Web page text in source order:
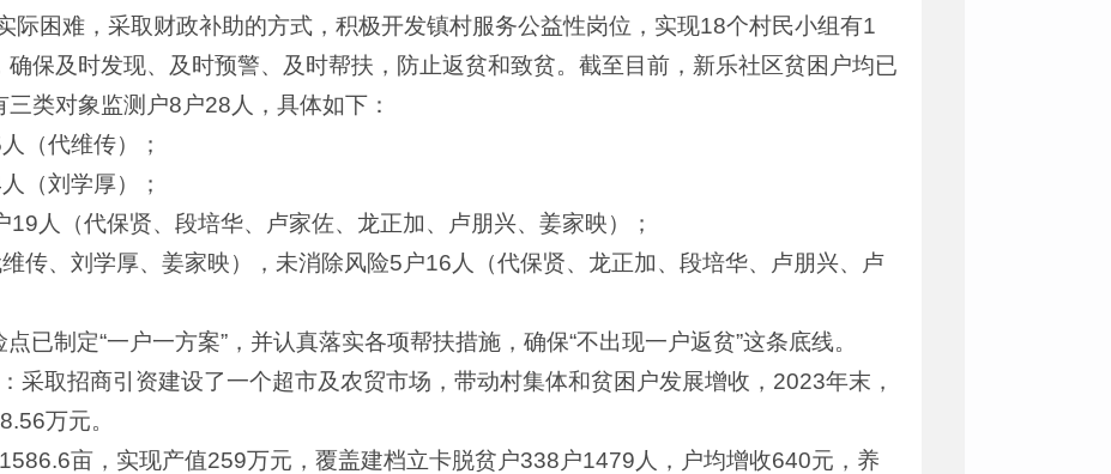
际困难，采取财政补助的方式，积极开发镇村服务公益性岗位，实现18个村民小组有1
保及时发现、及时预警、及时帮扶，防止返贫和致贫。截至目前，新乐社区贫困户均已
类对象监测户8户28人，具体如下：
（代维传）；
（刘学厚）；
19人（代保贤、段培华、卢家佐、龙正加、卢朋兴、姜家映）；
传、刘学厚、姜家映），未消除风险5户16人（代保贤、龙正加、段培华、卢朋兴、卢
已制定“一户一方案”，并认真落实各项帮扶措施，确保“不出现一户返贫”这条底线。
采取招商引资建设了一个超市及农贸市场，带动村集体和贫困户发展增收，2023年末，
万元。
1586.6亩，实现产值259万元，覆盖建档立卡脱贫户338户1479人，户均增收640元，养